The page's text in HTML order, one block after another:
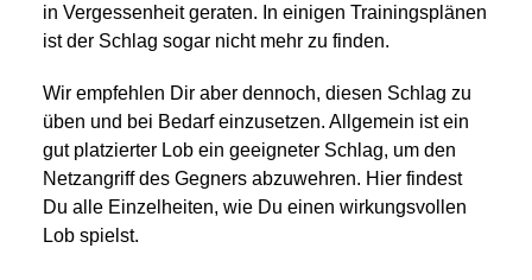
in Vergessenheit geraten. In einigen Trainingsplänen
ist der Schlag sogar nicht mehr zu finden.
Wir empfehlen Dir aber dennoch, diesen Schlag zu
üben und bei Bedarf einzusetzen. Allgemein ist ein
gut platzierter Lob ein geeigneter Schlag, um den
Netzangriff des Gegners abzuwehren. Hier findest
Du alle Einzelheiten, wie Du einen wirkungsvollen
Lob spielst.